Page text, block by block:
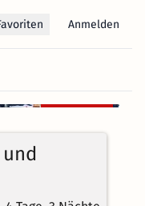
Anmelden
/5
stornierbar